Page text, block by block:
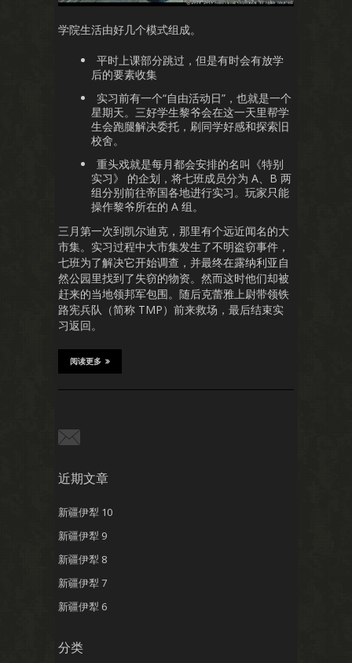
学院生活由好几个模式组成。
平时上课部分跳过，但是有时会有放学
后的要素收集
实习前有一个“自由活动日”，也就是一个
星期天。三好学生黎爷会在这一天里帮学
生会跑腿解决委托，刷同学好感和探索旧
校舍。
重头戏就是每月都会安排的名叫《特别
实习》 的企划，将七班成员分为 A、B 两
组分别前往帝国各地进行实习。玩家只能
操作黎爷所在的 A 组。
三月第一次到凯尔迪克，那里有个远近闻名的大
市集。实习过程中大市集发生了不明盗窃事件，
七班为了解决它开始调查，并最终在露纳利亚自
然公园里找到了失窃的物资。然而这时他们却被
赶来的当地领邦军包围。随后克蕾雅上尉带领铁
路宪兵队（简称 TMP）前来救场，最后结束实
习返回。
阅读更多
近期文章
新疆伊犁 10
新疆伊犁 9
新疆伊犁 8
新疆伊犁 7
新疆伊犁 6
分类